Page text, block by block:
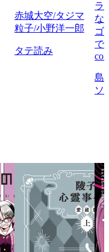
赤城大空/タジマ
粒子/小野洋一郎
タテ読み
ラ
な
ゴ
で
島
ソ